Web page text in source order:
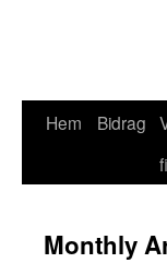
Hem Bidrag
Monthly